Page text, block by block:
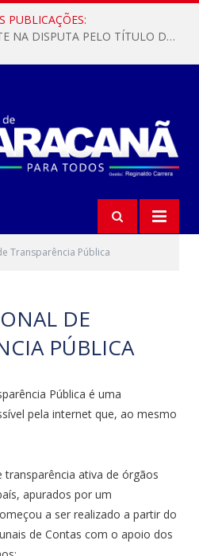
PUBLICAÇÕES:
MARACANÃ SAI NA FRENTE NA DISPUTA PELO TÍTULO DA COPA PARÁ SUB-17!
Transparência Pública
DE
PÚBLICA
Pública é uma
pela internet que, ao mesmo
transparência ativa de órgãos
apurados por um
a ser realizado a partir do
de Contas com o apoio dos